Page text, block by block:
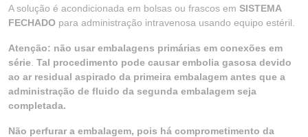
A solução é acondicionada em bolsas ou frascos em SISTEMA
FECHADO para administração intravenosa usando equipo estéril.
Atenção: não usar embalagens primárias em conexões em
série Tal procedimento pode causar embolia gasosa devido
ao ar residual aspirado da primeira embalagem antes que a
administração de fluido da segunda embalagem seja
completada.
Não perfurar a embalagem, pois há comprometimento da